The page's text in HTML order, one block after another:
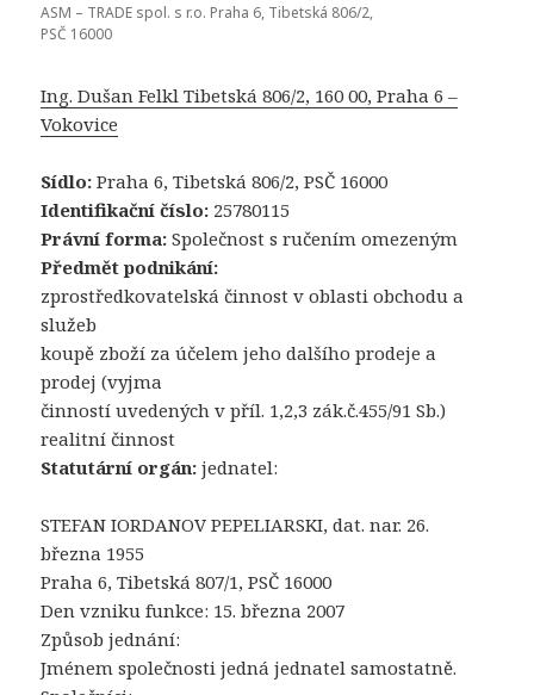
ASM – TRADE spol. s r.o. Praha 6, Tibetská 806/2,
PSČ 16000
Ing. Dušan Felkl Tibetská 806/2, 160 00, Praha 6 –
Vokovice
Sídlo: Praha 6, Tibetská 806/2, PSČ 16000
Identifikační číslo: 25780115
Právní forma: Společnost s ručením omezeným
Předmět podnikání:
zprostředkovatelská činnost v oblasti obchodu a
služeb
koupě zboží za účelem jeho dalšího prodeje a
prodej (vyjma
činností uvedených v příl. 1,2,3 zák.č.455/91 Sb.)
realitní činnost
Statutární orgán:jednatel:
STEFAN IORDANOV PEPELIARSKI, dat. nar. 26.
března 1955
Praha 6, Tibetská 807/1, PSČ 16000
Den vzniku funkce: 15. března 2007
Způsob jednání:
Jménem společnosti jedná jednatel samostatně.